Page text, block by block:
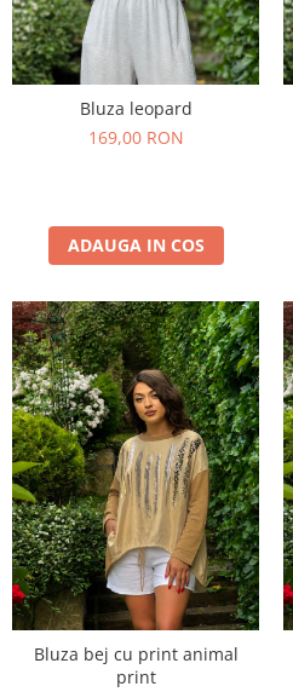
Bluza leopard
169,00 RON
ADAUGA IN COS
Bluza bej cu print animal
print